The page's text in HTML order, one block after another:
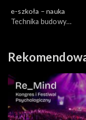
e-szkoła – nauka
Technika budowy